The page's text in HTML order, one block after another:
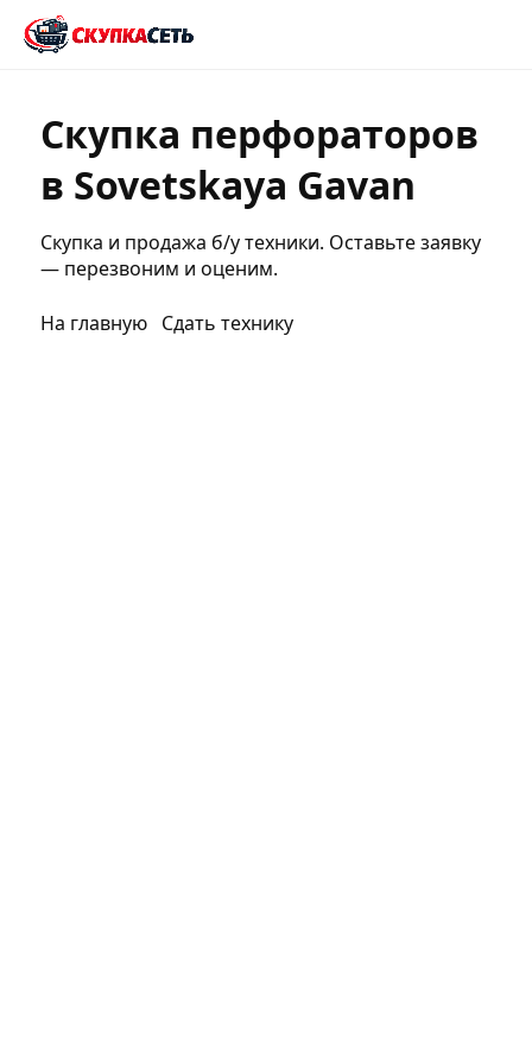
Скупка перфораторов
в Sovetskaya Gavan
Скупка и продажа б/у техники. Оставьте заявку
— перезвоним и оценим.
На главную Сдать технику